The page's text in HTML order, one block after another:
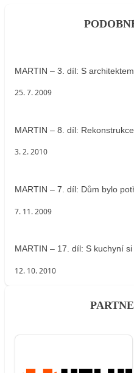
MARTIN – 3. díl: S
25. 7. 2009
MARTIN – 8. díl:
3. 2. 2010
MARTIN – 7. díl: Dům bylo
7. 11. 2009
MARTIN – 17. díl: S kuchyní
12. 10. 2010